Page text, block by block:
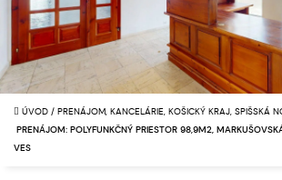
ÚVOD / PRENÁJOM, KANCELÁRIE, KOŠICKÝ KRAJ, SPIŠSKÁ
PRENÁJOM: POLYFUNKČNÝ PRIESTOR 98,9M2,
VES